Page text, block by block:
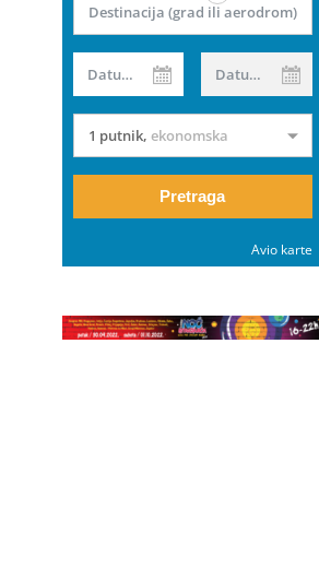
Destinacija (grad ili aerodrom)
Datum od Datum do
1 putnik, ekonomska
Pretraga
Avio karte